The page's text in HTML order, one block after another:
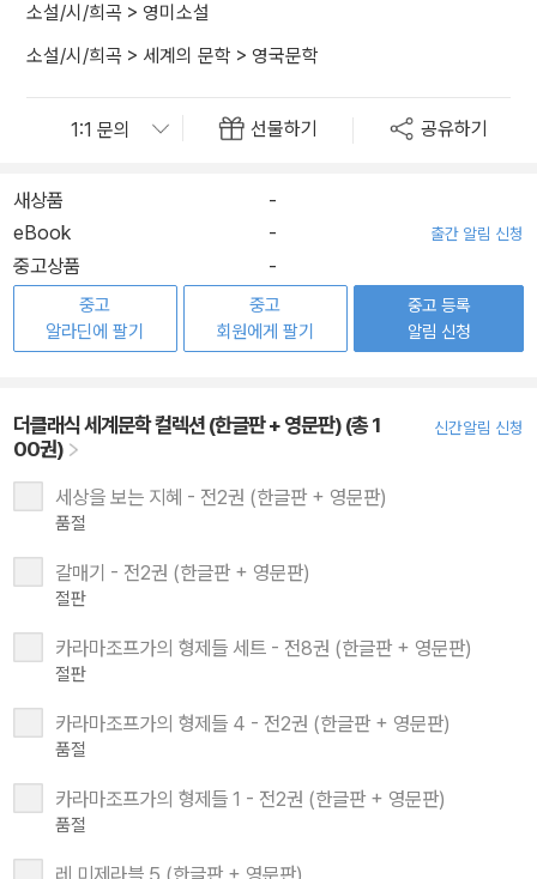
소설/시/희곡 > 영미소설
소설/시/희곡 > 세계의 문학 > 영국문학
선물하기 공유하기
새상품
-
eBook
- 출간 알림 신청
중고상품 -
중고
알라딘에 팔기
중고
회원에게 팔기
중고 등록
알림 신청
더클래식 세계문학 컬렉션 (한글판 + 영문판) (총 1
00권)
신간알림 신청
세상을 보는 지혜 - 전2권 (한글판 + 영문판)
품절
갈매기 - 전2권 (한글판 + 영문판)
절판
카라마조프가의 형제들 세트 - 전8권 (한글판 + 영문판)
절판
카라마조프가의 형제들 4 - 전2권 (한글판 + 영문판)
품절
카라마조프가의 형제들 1 - 전2권 (한글판 + 영문판)
품절